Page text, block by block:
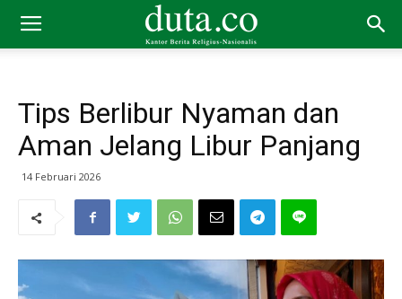
Tips Berlibur Nyaman dan
Aman Jelang Libur Panjang
14 Februari 2026